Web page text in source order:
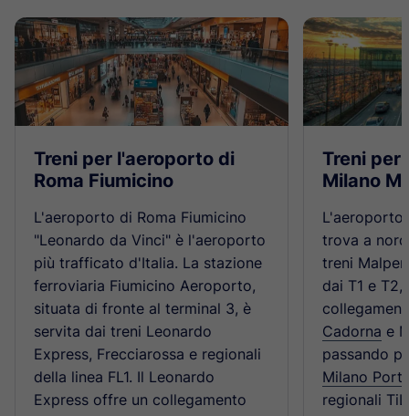
Treni per l'aeroporto di
Roma Fiumicino
L'aeroporto di Roma Fiumicino
"Leonardo da Vinci" è l'aeroporto
più trafficato d'Italia. La stazione
ferroviaria Fiumicino Aeroporto,
situata di fronte al terminal 3, è
servita dai treni Leonardo
Express, Frecciarossa e regionali
della linea FL1. Il Leonardo
Express offre un collegamento
Treni per
Milano
L'aeroporto
trova a
treni
dai T1 e
Cadorna e
passando
Milano
regionali